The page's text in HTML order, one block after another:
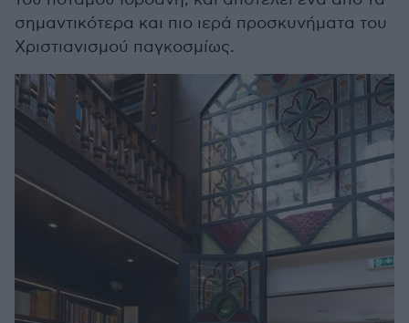
σημαντικότερα και πιο ιερά προσκυνήματα του
Χριστιανισμού παγκοσμίως.